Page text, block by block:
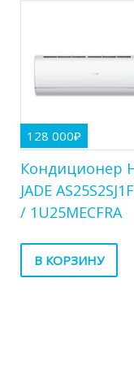
128 000₽
Кондиционер
JADE
/ 1U25MECFRA
В КОРЗИНУ